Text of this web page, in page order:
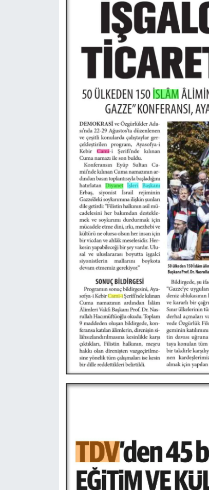
Gümüşhane Müftülüğü
Hakkari Müftülüğü
Iğdır Müftülüğü
İstanbul Müftülüğü
İzmir Müftülüğü
Kahramanmaraş Müftülüğü
Karabük Müftülüğü
Karaman Müftülüğü
Kars Müftülüğü
Kastamonu Müftülüğü
Kayseri Müftülüğü
Kilis Müftülüğü
Kırıkkale Müftülüğü
Kocaeli Müftülüğü
Konya Müftülüğü